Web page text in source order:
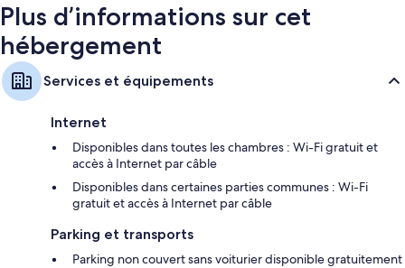
Plus d’informations sur cet
hébergement
Services et équipements
Internet
Disponibles dans toutes les chambres : Wi-Fi gratuit et
accès à Internet par câble
Disponibles dans certaines parties communes : Wi-Fi
gratuit et accès à Internet par câble
Parking et transports
Parking non couvert sans voiturier disponible gratuitement